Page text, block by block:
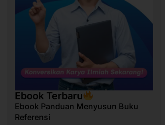
Ebook Terbaru
Ebook Panduan Menyusun Buku
Referensi